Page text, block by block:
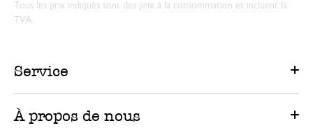
Tous les prix indiqués sont des prix à la consommation et incluent la
TVA.
Service
À propos de nous